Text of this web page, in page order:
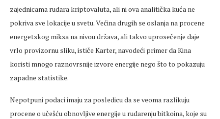
zajednicama rudara kriptovaluta, ali ni ova analitička kuća ne
pokriva sve lokacije u svetu. Većina drugih se oslanja na procene
energetskog miksa na nivou država, ali takvo uprosečenje daje
vrlo provizornu sliku, ističe Karter, navodeći primer da Kina
koristi mnogo raznovrsnije izvore energije nego što to pokazuju
zapadne statistike.
Nepotpuni podaci imaju za posledicu da se veoma razlikuju
procene o učešću obnovljive energije u rudarenju bitkoina, koje su